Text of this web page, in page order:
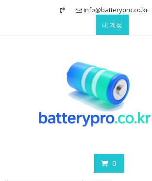
info@batterypro.co.kr
내 계정
0